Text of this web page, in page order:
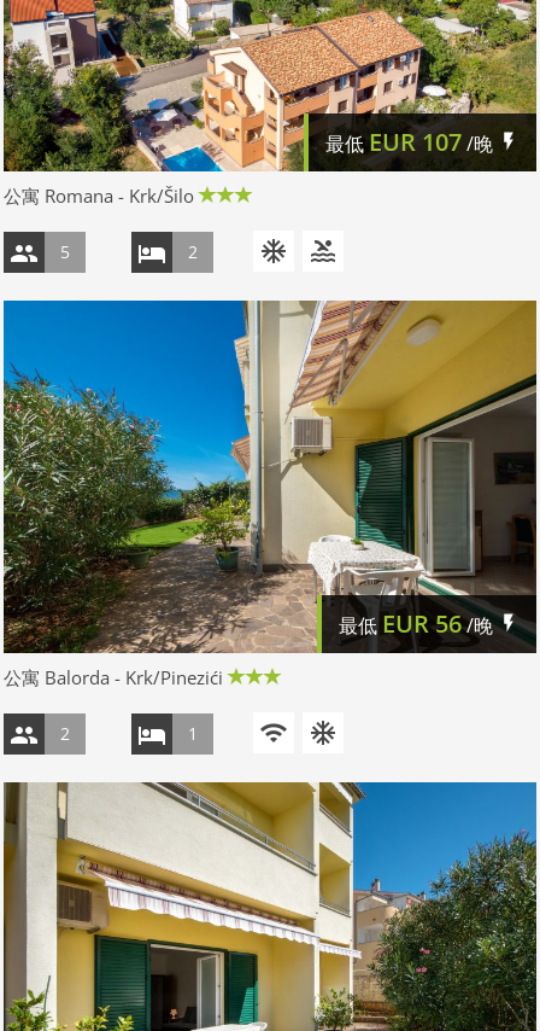
最低EUR 107/晚
公寓 Romana - Krk/Šilo
5 2
最低 EUR56/晚
公寓 Balorda - Krk/Pinezići
2 1